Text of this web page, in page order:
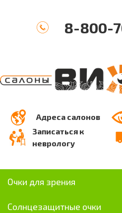
8-800-
Адреса салонов
Записаться к
неврологу
Очки для зрения
Солнцезащитные очки